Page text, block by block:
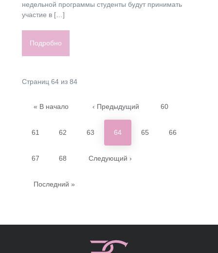
недельной программы студенты будут принимать
участие в […]
Подробно
Страниц 64 из 84
« В начало ‹ Предыдущий 60
61 62 63 64 65 66
67 68 Следующий ›
Последний »